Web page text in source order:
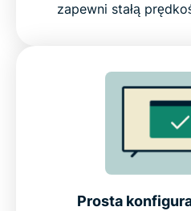
zapewni stałą
Prosta